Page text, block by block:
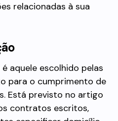
relacionadas à sua
aquele escolhido pelas
para o cumprimento de
Está previsto no artigo
contratos escritos,